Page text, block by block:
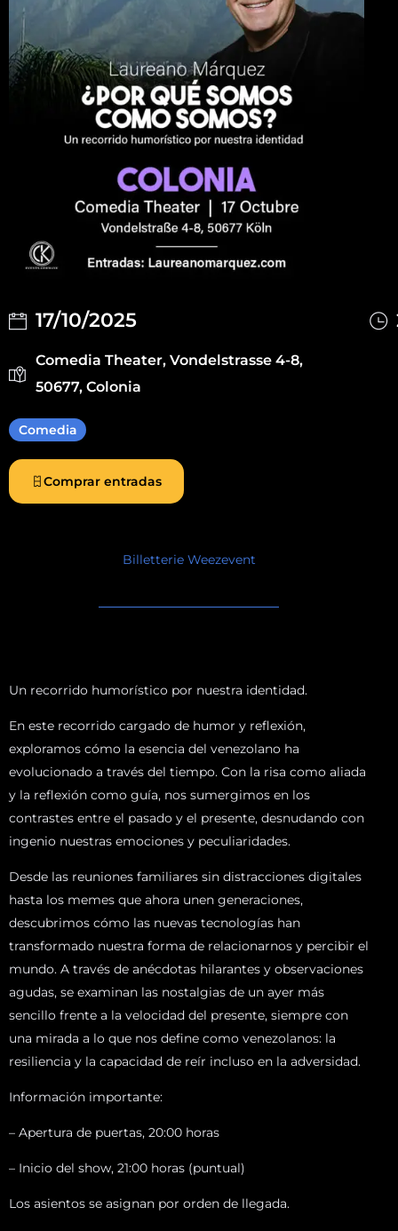
17/10/2025
Comedia Theater, Vondelstrasse 4-8,
50677, Colonia
Comedia
Comprar entradas
Billetterie Weezevent
Un recorrido humorístico por nuestra identidad.
En este recorrido cargado de humor y reflexión,
exploramos cómo la esencia del venezolano ha
evolucionado a través del tiempo. Con la risa como aliada
y la reflexión como guía, nos sumergimos en los
contrastes entre el pasado y el presente, desnudando con
ingenio nuestras emociones y peculiaridades.
Desde las reuniones familiares sin distracciones digitales
hasta los memes que ahora unen generaciones,
descubrimos cómo las nuevas tecnologías han
transformado nuestra forma de relacionarnos y percibir el
mundo. A través de anécdotas hilarantes y observaciones
agudas, se examinan las nostalgias de un ayer más
sencillo frente a la velocidad del presente, siempre con
una mirada a lo que nos define como venezolanos: la
resiliencia y la capacidad de reír incluso en la adversidad.
Información importante:
– Apertura de puertas, 20:00 horas
– Inicio del show, 21:00 horas (puntual)
Los asientos se asignan por orden de llegada.